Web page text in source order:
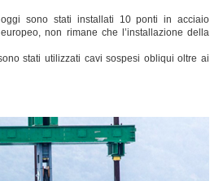
sono stati installati 10 ponti in acciaio
non rimane che l’installazione della
stati utilizzati cavi sospesi obliqui oltre ai